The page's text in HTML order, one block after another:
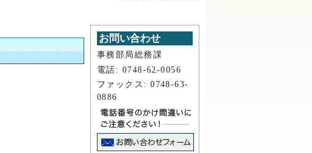
お問い合わせ
事務部局総務課
電話: 0748-62-0056
ファックス: 0748-63-
0886